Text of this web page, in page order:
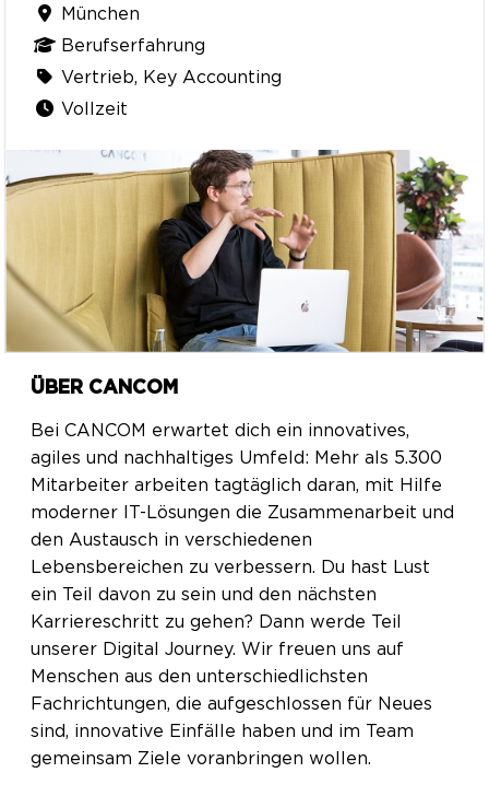
München
Berufserfahrung
Vertrieb, Key Accounting
Vollzeit
ÜBER CANCOM
Bei CANCOM erwartet dich ein innovatives,
agiles und nachhaltiges Umfeld: Mehr als 5.300
Mitarbeiter arbeiten tagtäglich daran, mit Hilfe
moderner IT-Lösungen die Zusammenarbeit und
den Austausch in verschiedenen
Lebensbereichen zu verbessern. Du hast Lust
ein Teil davon zu sein und den nächsten
Karriereschritt zu gehen? Dann werde Teil
unserer Digital Journey. Wir freuen uns auf
Menschen aus den unterschiedlichsten
Fachrichtungen, die aufgeschlossen für Neues
sind, innovative Einfälle haben und im Team
gemeinsam Ziele voranbringen wollen.